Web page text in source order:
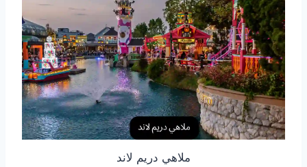
ملاهي دريم لاند